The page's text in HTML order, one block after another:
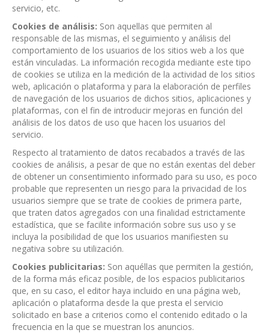
servicio, etc.
Cookies de análisis: Son aquellas que permiten al
responsable de las mismas, el seguimiento y análisis del
comportamiento de los usuarios de los sitios web a los que
están vinculadas. La información recogida mediante este tipo
de cookies se utiliza en la medición de la actividad de los sitios
web, aplicación o plataforma y para la elaboración de perfiles
de navegación de los usuarios de dichos sitios, aplicaciones y
plataformas, con el fin de introducir mejoras en función del
análisis de los datos de uso que hacen los usuarios del
servicio.
Respecto al tratamiento de datos recabados a través de las
cookies de análisis, a pesar de que no están exentas del deber
de obtener un consentimiento informado para su uso, es poco
probable que representen un riesgo para la privacidad de los
usuarios siempre que se trate de cookies de primera parte,
que traten datos agregados con una finalidad estrictamente
estadística, que se facilite información sobre sus uso y se
incluya la posibilidad de que los usuarios manifiesten su
negativa sobre su utilización.
Cookies publicitarias: Son aquéllas que permiten la gestión,
de la forma más eficaz posible, de los espacios publicitarios
que, en su caso, el editor haya incluido en una página web,
aplicación o plataforma desde la que presta el servicio
solicitado en base a criterios como el contenido editado o la
frecuencia en la que se muestran los anuncios.